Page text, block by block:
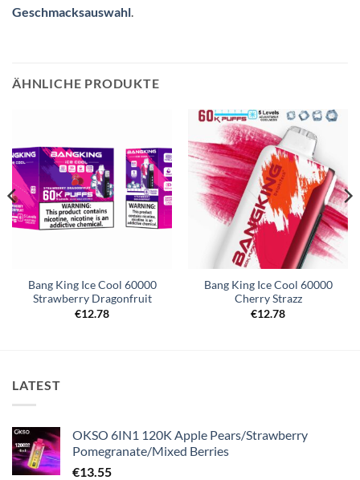
Geschmacksauswahl.
ÄHNLICHE PRODUKTE
Bang King Ice Cool 60000
Strawberry Dragonfruit
€12.78
Bang King Ice Cool 60000
Cherry Strazz
€12.78
LATEST
OKSO 6IN1 120K Apple Pears/Strawberry
Pomegranate/Mixed Berries
€13.55